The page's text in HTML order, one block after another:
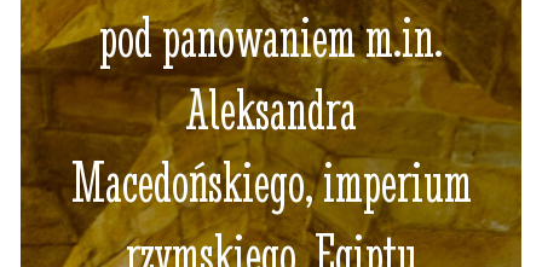
pod panowaniem m.in.
Aleksandra
Macedońskiego, imperium